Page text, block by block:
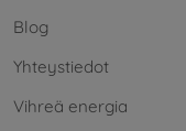
Blog
Yhteystiedot
Vihreä energia